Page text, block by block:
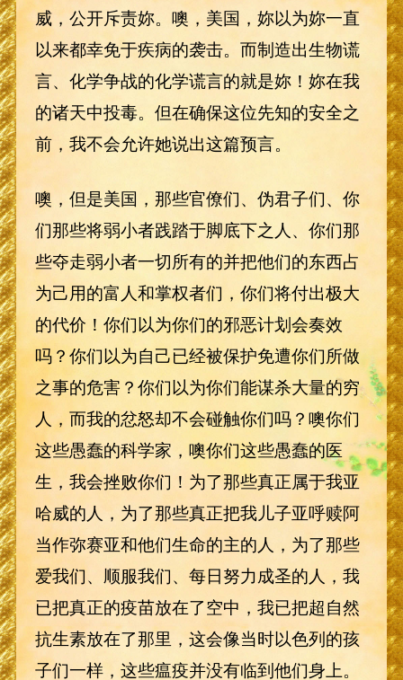
威，公开斥责妳。噢，美国，妳以为妳一直
以来都幸免于疾病的袭击。而制造出生物谎
言、化学争战的化学谎言的就是妳！妳在我
的诸天中投毒。但在确保这位先知的安全之
前，我不会允许她说出这篇预言。
噢，但是美国，那些官僚们、伪君子们、你
们那些将弱小者践踏于脚底下之人、你们那
些夺走弱小者一切所有的并把他们的东西占
为己用的富人和掌权者们，你们将付出极大
的代价！你们以为你们的邪恶计划会奏效
吗？你们以为自己已经被保护免遭你们所做
之事的危害？你们以为你们能谋杀大量的穷
人，而我的忿怒却不会碰触你们吗？噢你们
这些愚蠢的科学家，噢你们这些愚蠢的医
生，我会挫败你们！为了那些真正属于我亚
哈威的人，为了那些真正把我儿子亚呼赎阿
当作弥赛亚和他们生命的主的人，为了那些
爱我们、顺服我们、每日努力成圣的人，我
已把真正的疫苗放在了空中，我已把超自然
抗生素放在了那里，这会像当时以色列的孩
子们一样，这些瘟疫并没有临到他们身上。